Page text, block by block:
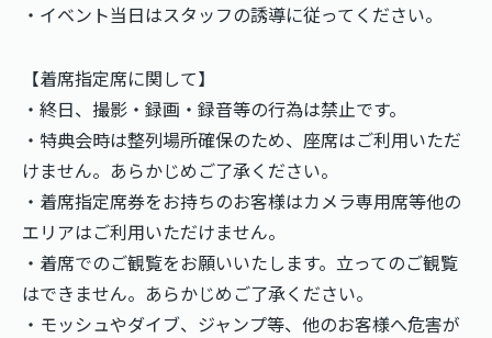
・イベント当日はスタッフの誘導に従ってください。
【着席指定席に関して】
・終日、撮影・録画・録音等の行為は禁止です。
・特典会時は整列場所確保のため、座席はご利用いただ
けません。あらかじめご了承ください。
・着席指定席券をお持ちのお客様はカメラ専用席等他の
エリアはご利用いただけません。
・着席でのご観覧をお願いいたします。立ってのご観覧
はできません。あらかじめご了承ください。
・モッシュやダイブ、ジャンプ等、他のお客様へ危害が